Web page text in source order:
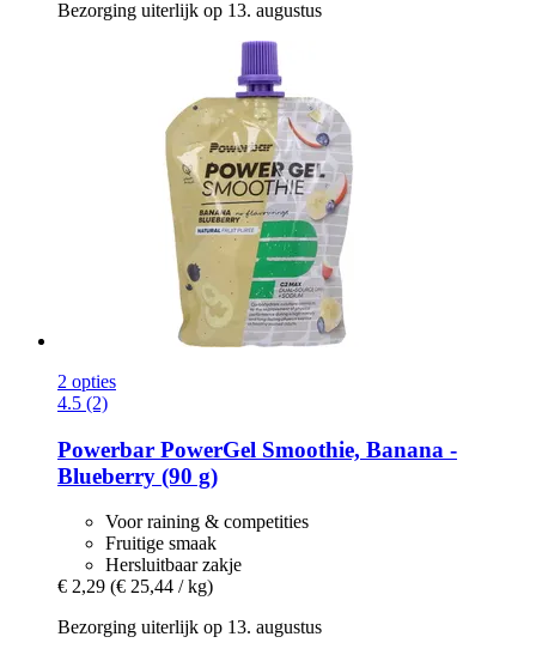
Bezorging uiterlijk op 13. augustus
2 opties
4.5 (2)
Powerbar PowerGel Smoothie, Banana -​
Blueberry (90 g)
Voor raining & competities
Fruitige smaak
Hersluitbaar zakje
€ 2,29 (€ 25,44 / kg)
Bezorging uiterlijk op 13. augustus